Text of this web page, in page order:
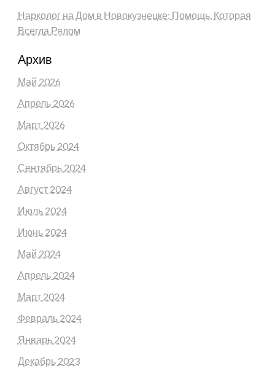
Нарколог на Дом в Новокузнецке: Помощь, Которая
Всегда Рядом
Архив
Май 2026
Апрель 2026
Март 2026
Октябрь 2024
Сентябрь 2024
Август 2024
Июль 2024
Июнь 2024
Май 2024
Апрель 2024
Март 2024
Февраль 2024
Январь 2024
Декабрь 2023